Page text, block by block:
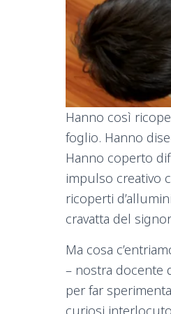
Hanno così
foglio. Hanno
Hanno coperto
impulso creativo
ricoperti
cravatta del
Ma cosa
– nostra docente
per far